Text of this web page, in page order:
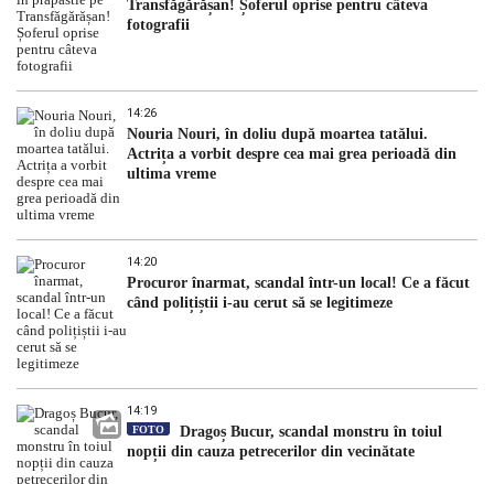
Transfăgărășan! Șoferul oprise pentru câteva
fotografii
14:26
Nouria Nouri, în doliu după moartea tatălui.
Actrița a vorbit despre cea mai grea perioadă din
ultima vreme
14:20
Procuror înarmat, scandal într-un local! Ce a făcut
când polițiștii i-au cerut să se legitimeze
14:19
FOTO
Dragoș Bucur, scandal monstru în toiul
nopții din cauza petrecerilor din vecinătate